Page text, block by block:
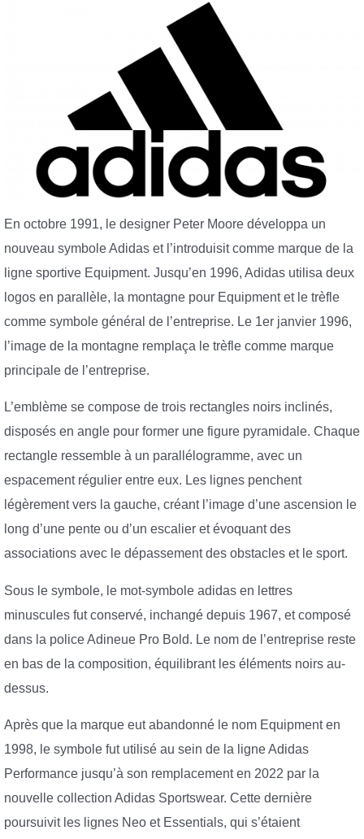
En octobre 1991, le designer Peter Moore développa un
nouveau symbole Adidas et l’introduisit comme marque de la
ligne sportive Equipment. Jusqu’en 1996, Adidas utilisa deux
logos en parallèle, la montagne pour Equipment et le trèfle
comme symbole général de l’entreprise. Le 1er janvier 1996,
l’image de la montagne remplaça le trèfle comme marque
principale de l’entreprise.
L’emblème se compose de trois rectangles noirs inclinés,
disposés en angle pour former une figure pyramidale. Chaque
rectangle ressemble à un parallélogramme, avec un
espacement régulier entre eux. Les lignes penchent
légèrement vers la gauche, créant l’image d’une ascension le
long d’une pente ou d’un escalier et évoquant des
associations avec le dépassement des obstacles et le sport.
Sous le symbole, le mot-symbole adidas en lettres
minuscules fut conservé, inchangé depuis 1967, et composé
dans la police Adineue Pro Bold. Le nom de l’entreprise reste
en bas de la composition, équilibrant les éléments noirs au-
dessus.
Après que la marque eut abandonné le nom Equipment en
1998, le symbole fut utilisé au sein de la ligne Adidas
Performance jusqu’à son remplacement en 2022 par la
nouvelle collection Adidas Sportswear. Cette dernière
poursuivit les lignes Neo et Essentials, qui s’étaient